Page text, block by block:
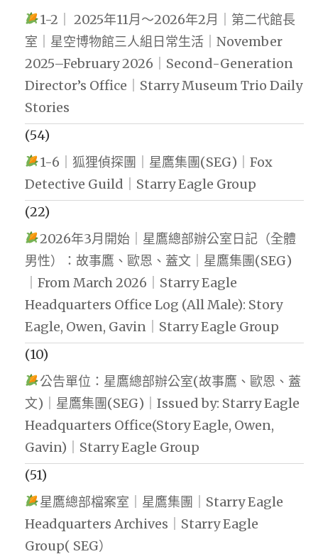
1-2｜ 2025年11月～2026年2月｜第二代館長
室｜星空博物館三人組日常生活｜November
2025–February 2026｜Second-Generation
Director’s Office｜Starry Museum Trio Daily
Stories
(54)
1-6｜狐狸偵探團｜星鷹集團(SEG)｜Fox
Detective Guild｜Starry Eagle Group
(22)
2026年3月開始｜星鷹總部辦公室日記（全體
男性）：故事鷹、歐恩、蓋文｜星鷹集團(SEG)
｜From March 2026｜Starry Eagle
Headquarters Office Log (All Male): Story
Eagle, Owen, Gavin｜Starry Eagle Group
(10)
公告單位：星鷹總部辦公室(故事鷹、歐恩、蓋
文)｜星鷹集團(SEG)｜Issued by: Starry Eagle
Headquarters Office(Story Eagle, Owen,
Gavin)｜Starry Eagle Group
(51)
星鷹總部檔案室｜星鷹集團｜Starry Eagle
Headquarters Archives｜Starry Eagle
Group( SEG）